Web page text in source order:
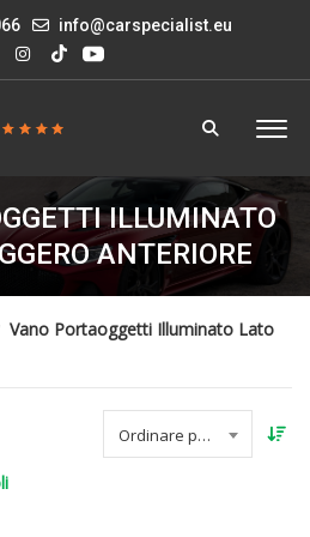
info@carspecialist.eu
ILLUMINATO
ANTERIORE
Vano Portaoggetti Illuminato Lato
Ordinare per data